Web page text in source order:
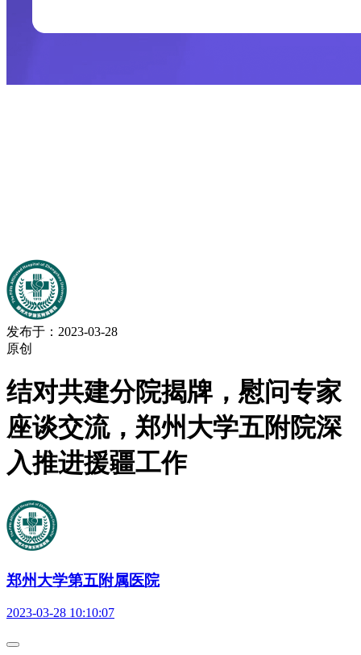
发布于：2023-03-28
原创
结对共建分院揭牌，慰问专家
座谈交流，郑州大学五附院深
入推进援疆工作
郑州大学第五附属医院
2023-03-28 10:10:07